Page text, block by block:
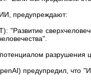
предупреждают:
разрушения
предупредил, что